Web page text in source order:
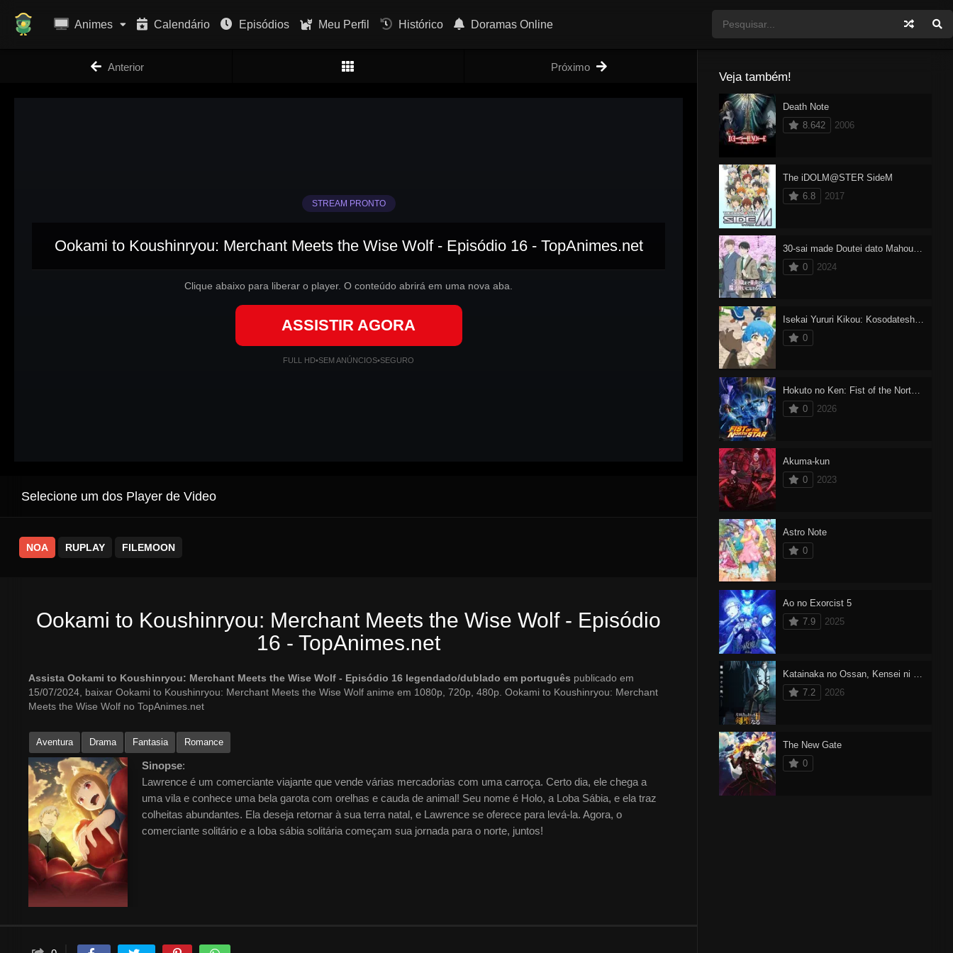
Animes Calendário Episódios Meu Perfil Histórico Doramas Online
Anterior Próximo
STREAM PRONTO
Ookami to Koushinryou: Merchant Meets the Wise Wolf - Episódio 16 - TopAnimes.net
Clique abaixo para liberar o player. O conteúdo abrirá em uma nova aba.
ASSISTIR AGORA
FULL HD•SEM ANÚNCIOS•SEGURO
Selecione um dos Player de Video
NOA RUPLAY FILEMOON
Ookami to Koushinryou: Merchant Meets the Wise Wolf - Episódio
16 - TopAnimes.net
Assista Ookami to Koushinryou: Merchant Meets the Wise Wolf - Episódio 16 legendado/dublado em português publicado em
15/07/2024, baixar Ookami to Koushinryou: Merchant Meets the Wise Wolf anime em 1080p, 720p, 480p. Ookami to Koushinryou: Merchant
Meets the Wise Wolf no TopAnimes.net
Aventura Drama Fantasia Romance
Sinopse:
Lawrence é um comerciante viajante que vende várias mercadorias com uma carroça. Certo dia, ele chega a
uma vila e conhece uma bela garota com orelhas e cauda de animal! Seu nome é Holo, a Loba Sábia, e ela traz
colheitas abundantes. Ela deseja retornar à sua terra natal, e Lawrence se oferece para levá-la. Agora, o
comerciante solitário e a loba sábia solitária começam sua jornada para o norte, juntos!
Veja também!
Death Note
8.642
2006
The iDOLM@STER SideM
6.8
2017
30-sai made Doutei dato Mahoutsukai ni Nareru Rashii
0
2024
Isekai Yururi Kikou: Kosodateshinagara Boukensha Shimasu
0
Hokuto no Ken: Fist of the North Star
0
2026
Akuma-kun
0
2023
Astro Note
0
Ao no Exorcist 5
7.9
2025
Katainaka no Ossan, Kensei ni Naru 2
7.2
2026
The New Gate
0